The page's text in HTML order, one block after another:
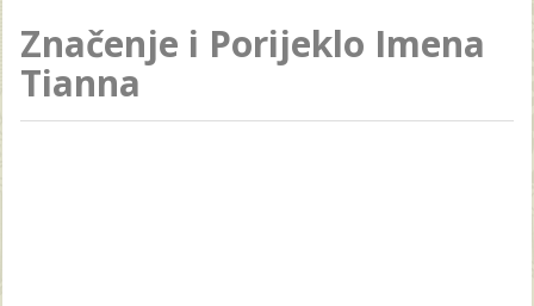
Značenje i Porijeklo Imena
Tianna